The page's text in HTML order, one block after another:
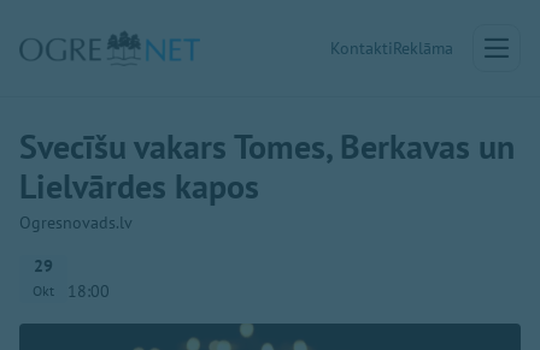
KontaktiReklāma
Svecīšu vakars Tomes, Berkavas un
Lielvārdes kapos
Ogresnovads.lv
29
Okt 18:00